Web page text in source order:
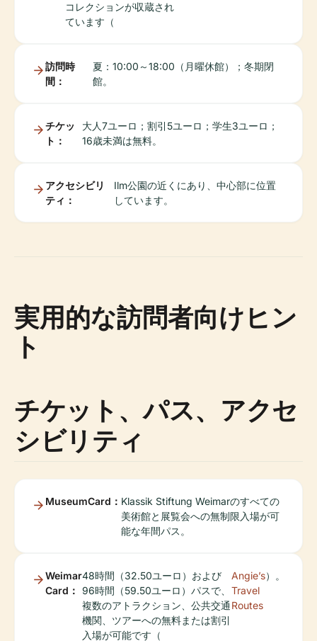
コレクションが収蔵され
ています（
訪問時
間：
夏：10:00～18:00（月曜休館）；冬期閉
館。
チケッ
ト：
大人7ユーロ；割引5ユーロ；学生3ユーロ；
16歳未満は無料。
アクセシビリ
ティ：
Ilm公園の近くにあり、中心部に位置
しています。
実用的な訪問者向けヒン
ト
チケット、パス、アクセ
シビリティ
MuseumCard： Klassik Stiftung Weimarのすべての
美術館と展覧会への無制限入場が可
能な年間パス。
Weimar
Card：
48時間（32.50ユーロ）および
96時間（59.50ユーロ）パスで、
複数のアトラクション、公共交通
機関、ツアーへの無料または割引
入場が可能です（
Angie’s
Travel
Routes
）。